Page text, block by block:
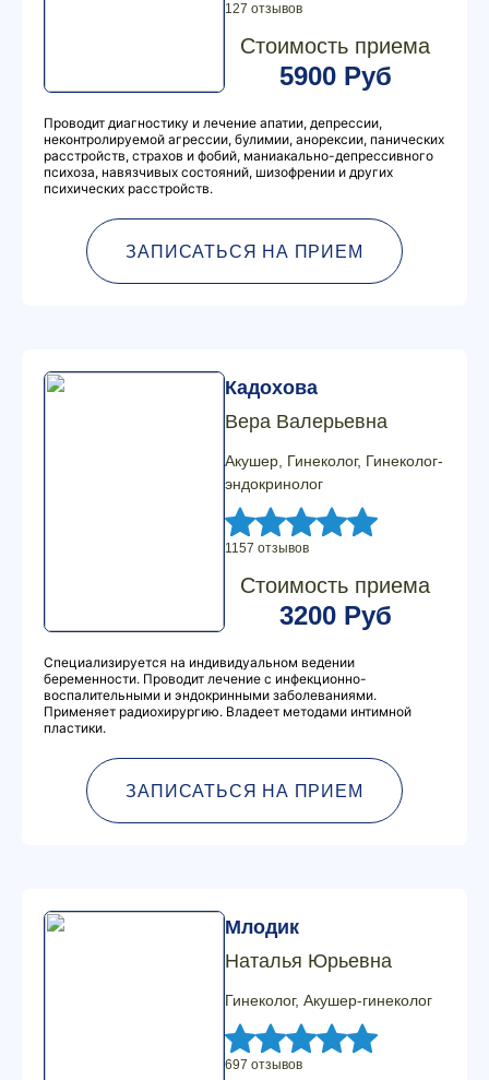
127 отзывов
Стоимость приема
5900 Руб
Проводит диагностику и лечение апатии, депрессии,
неконтролируемой агрессии, булимии, анорексии, панических
расстройств, страхов и фобий, маниакально-депрессивного
психоза, навязчивых состояний, шизофрении и других
психических расстройств.
ЗАПИСАТЬСЯ НА ПРИЕМ
Кадохова
Вера Валерьевна
Акушер, Гинеколог, Гинеколог-
эндокринолог
1157 отзывов
Стоимость приема
3200 Руб
Специализируется на индивидуальном ведении
беременности. Проводит лечение с инфекционно-
воспалительными и эндокринными заболеваниями.
Применяет радиохирургию. Владеет методами интимной
пластики.
ЗАПИСАТЬСЯ НА ПРИЕМ
Млодик
Наталья Юрьевна
Гинеколог, Акушер-гинеколог
697 отзывов